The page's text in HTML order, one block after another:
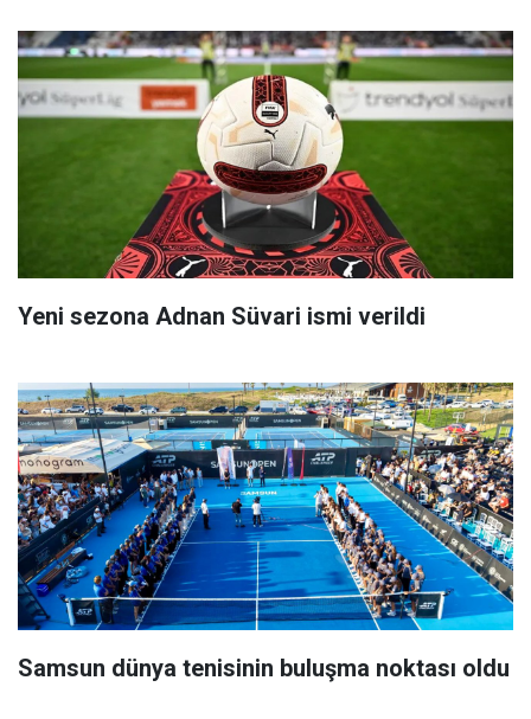
Yeni sezona Adnan Süvari ismi verildi
Samsun dünya tenisinin buluşma noktası oldu